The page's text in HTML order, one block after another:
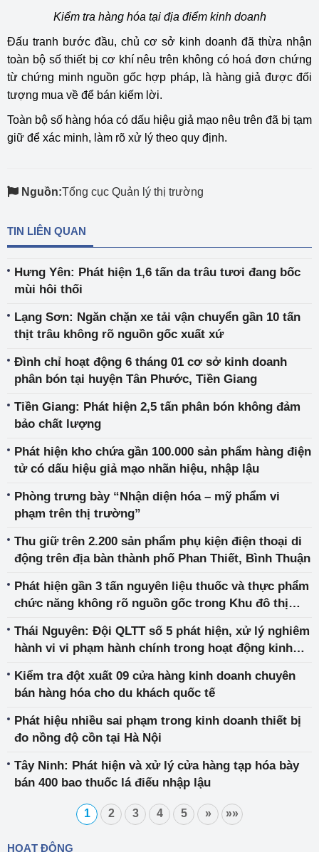
Kiểm tra hàng hóa tại địa điểm kinh doanh
Đấu tranh bước đầu, chủ cơ sở kinh doanh đã thừa nhận
toàn bộ số thiết bị cơ khí nêu trên không có hoá đơn chứng
từ chứng minh nguồn gốc hợp pháp, là hàng giả được đối
tượng mua về để bán kiếm lời.
Toàn bộ số hàng hóa có dấu hiệu giả mạo nêu trên đã bị tạm
giữ để xác minh, làm rõ xử lý theo quy định.
Nguồn:Tổng cục Quản lý thị trường
TIN LIÊN QUAN
Hưng Yên: Phát hiện 1,6 tấn da trâu tươi đang bốc
mùi hôi thối
Lạng Sơn: Ngăn chặn xe tải vận chuyển gần 10 tấn
thịt trâu không rõ nguồn gốc xuất xứ
Đình chỉ hoạt động 6 tháng 01 cơ sở kinh doanh
phân bón tại huyện Tân Phước, Tiền Giang
Tiền Giang: Phát hiện 2,5 tấn phân bón không đảm
bảo chất lượng
Phát hiện kho chứa gần 100.000 sản phẩm hàng điện
tử có dấu hiệu giả mạo nhãn hiệu, nhập lậu
Phòng trưng bày “Nhận diện hóa – mỹ phẩm vi
phạm trên thị trường”
Thu giữ trên 2.200 sản phẩm phụ kiện điện thoại di
động trên địa bàn thành phố Phan Thiết, Bình Thuận
Phát hiện gần 3 tấn nguyên liệu thuốc và thực phẩm
chức năng không rõ nguồn gốc trong Khu đô thị
Thái Nguyên: Đội QLTT số 5 phát hiện, xử lý nghiêm
hành vi vi phạm hành chính trong hoạt động kinh
Kiểm tra đột xuất 09 cửa hàng kinh doanh chuyên
bán hàng hóa cho du khách quốc tế
Phát hiệu nhiều sai phạm trong kinh doanh thiết bị
đo nồng độ cồn tại Hà Nội
Tây Ninh: Phát hiện và xử lý cửa hàng tạp hóa bày
bán 400 bao thuốc lá điếu nhập lậu
1 2 3 4 5 » »»
HOẠT ĐỘNG